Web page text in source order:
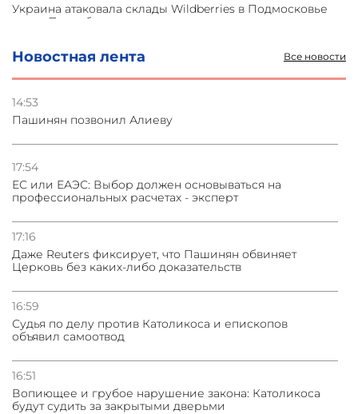
Новостная лента Все новости
14:53
Пашинян позвонил Алиеву
17:54
ЕС или ЕАЭС: Выбор должен основываться на
профессиональных расчетах - эксперт
17:16
Даже Reuters фиксирует, что Пашинян обвиняет
Церковь без каких-либо доказательств
16:59
Судья по делу против Католикоса и епископов
объявил самоотвод
16:51
Вопиющее и грубое нарушение закона: Католикоса
будут судить за закрытыми дверьми
Украина атаковала склады Wildberries в Подмосковье
и под Петербургом
03.08.2026
Стратегия безопасности ОДКБ допускает применение
Азербайджане
31.07.2026
Сотрудничество и очереди – детали визита главы
погрануправления СНБ Армении в Тбилиси